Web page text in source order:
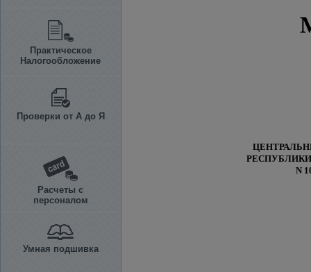
Практическое
Налогообложение
Проверки от А до Я
Расчеты с
персоналом
Умная подшивка
N